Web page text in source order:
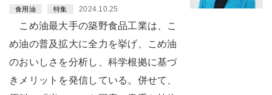
食用油 特集 2024.10.25
こめ油最大手の築野食品工業は、こ
め油の普及拡大に全力を挙げ、こめ油
のおいしさを分析し、科学根拠に基づ
きメリットを発信している。併せて、